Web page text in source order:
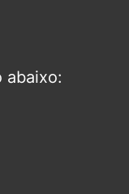
abaixo: